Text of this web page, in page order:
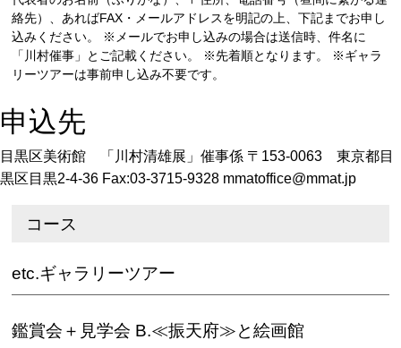
絡先）、あればFAX・メールアドレスを明記の上、下記までお申し
込みください。 ※メールでお申し込みの場合は送信時、件名に
「川村催事」とご記載ください。 ※先着順となります。 ※ギャラ
リーツアーは事前申し込み不要です。
申込先
目黒区美術館 「川村清雄展」催事係 〒153-0063 東京都目
黒区目黒2-4-36 Fax:03-3715-9328 mmatoffice@mmat.jp
コース
etc.ギャラリーツアー
鑑賞会＋見学会 B.≪振天府≫と絵画館